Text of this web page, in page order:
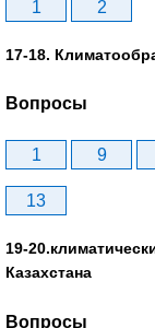
1 2
17-18.
Вопросы
1 9
13
19-
Казахстана
Вопросы